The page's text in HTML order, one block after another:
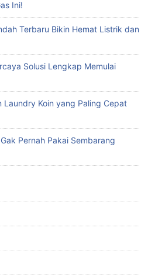
Ini!
Terbaru Bikin Hemat Listrik dan
Solusi Lengkap Memulai
Laundry Koin yang Paling Cepat
Pernah Pakai Sembarang